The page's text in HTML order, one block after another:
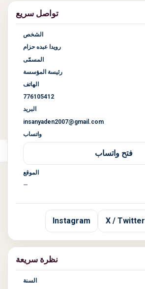
تواصل سريع
الشخص
رويدا عبده حزام
المسمّى
رئيسة المؤسسة
الهاتف
776105412
البريد
insanyaden2007@gmail.com
واتساب
فتح واتساب
الموقع
—
X / Twitter
Instagram
نظرة سريعة
السنة